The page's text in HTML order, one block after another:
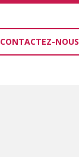
CONTACTEZ-NOUS